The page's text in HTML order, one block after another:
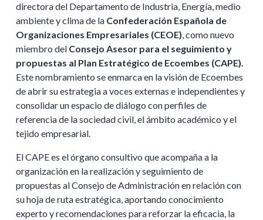
directora del Departamento de Industria, Energía, medio
ambiente y clima de la Confederación Española de
Organizaciones Empresariales (CEOE), como nuevo
miembro del Consejo Asesor para el seguimiento y
propuestas al Plan Estratégico de Ecoembes (CAPE).
Este nombramiento se enmarca en la visión de Ecoembes
de abrir su estrategia a voces externas e independientes y
consolidar un espacio de diálogo con perfiles de
referencia de la sociedad civil, el ámbito académico y el
tejido empresarial.
El CAPE es el órgano consultivo que acompaña a la
organización en la realización y seguimiento de
propuestas al Consejo de Administración en relación con
su hoja de ruta estratégica, aportando conocimiento
experto y recomendaciones para reforzar la eficacia, la